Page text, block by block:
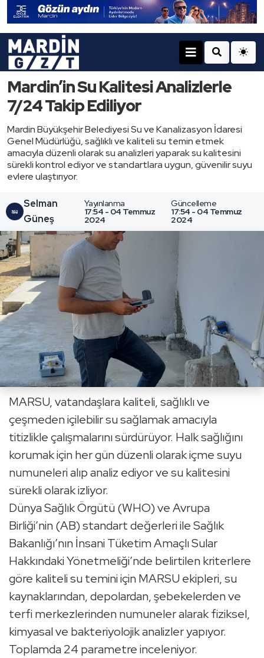
Mardin’in Su Kalitesi Analizlerle
7/24 Takip Ediliyor
Mardin Büyükşehir Belediyesi Su ve Kanalizasyon İdaresi
Genel Müdürlüğü, sağlıklı ve kaliteli su temin etmek
amacıyla düzenli olarak su analizleri yaparak su kalitesini
sürekli kontrol ediyor ve standartlara uygun, güvenilir suyu
evlere ulaştırıyor.
Selman
Güneş
Yayınlanma
17:54 - 04 Temmuz
2024
Güncelleme
17:54 - 04 Temmuz
2024
MARSU, vatandaşlara kaliteli, sağlıklı ve
çeşmeden içilebilir su sağlamak amacıyla
titizlikle çalışmalarını sürdürüyor. Halk sağlığını
korumak için her gün düzenli olarak içme suyu
numuneleri alıp analiz ediyor ve su kalitesini
sürekli olarak izliyor.
Dünya Sağlık Örgütü (WHO) ve Avrupa
Birliği’nin (AB) standart değerleri ile Sağlık
Bakanlığı’nın İnsani Tüketim Amaçlı Sular
Hakkındaki Yönetmeliği’nde belirtilen kriterlere
göre kaliteli su temini için MARSU ekipleri, su
kaynaklarından, depolardan, şebekelerden ve
terfi merkezlerinden numuneler alarak fiziksel,
kimyasal ve bakteriyolojik analizler yapıyor.
Toplamda 24 parametre inceleniyor.